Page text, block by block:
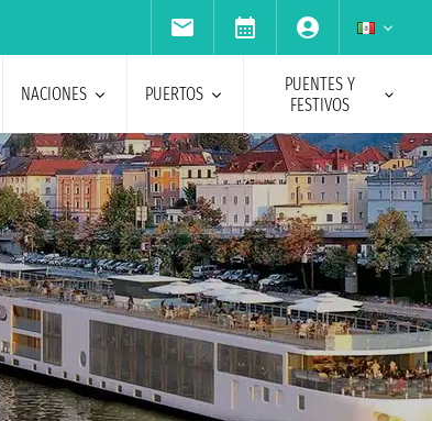
NACIONES PUERTOS
PUENTES Y
FESTIVOS